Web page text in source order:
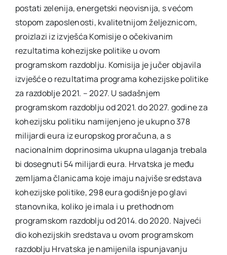
postati zelenija, energetski neovisnija, s većom
stopom zaposlenosti, kvalitetnijom željeznicom,
proizlazi iz izvješća Komisije o očekivanim
rezultatima kohezijske politike u ovom
programskom razdoblju. Komisija je jučer objavila
izvješće o rezultatima programa kohezijske politike
za razdoblje 2021. – 2027. U sadašnjem
programskom razdoblju od 2021. do 2027. godine za
kohezijsku politiku namijenjeno je ukupno 378
milijardi eura iz europskog proračuna, a s
nacionalnim doprinosima ukupna ulaganja trebala
bi dosegnuti 54 milijardi eura. Hrvatska je među
zemljama članicama koje imaju najviše sredstava
kohezijske politike, 298 eura godišnje po glavi
stanovnika, koliko je imala i u prethodnom
programskom razdoblju od 2014. do 2020. Najveći
dio kohezijskih sredstava u ovom programskom
razdoblju Hrvatska je namijenila ispunjavanju